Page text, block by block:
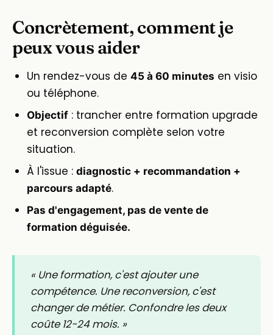
Concrètement, comment je
peux vous aider
Un rendez-vous de 45 à 60 minutes en visio
ou téléphone.
Objectif : trancher entre formation upgrade
et reconversion complète selon votre
situation.
À l'issue : diagnostic + recommandation +
parcours adapté.
Pas d'engagement, pas de vente de
formation déguisée.
« Une formation, c'est ajouter une
compétence. Une reconversion, c'est
changer de métier. Confondre les deux
coûte 12-24 mois. »